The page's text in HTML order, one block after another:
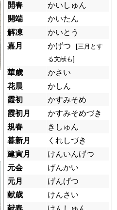
開春
かいしゅん
開端
かいたん
解凍
かいとう
嘉月
かげつ
[三月とす
る文献も]
華歳
かさい
花晨
かしん
霞初
かすみそめ
霞初月
かすみそめづき
規春
きしゅん
暮新月
くれしづき
建寅月
けんいんげつ
元会
げんかい
元月
げんげつ
献歳
けんさい
献春
けんしゅん